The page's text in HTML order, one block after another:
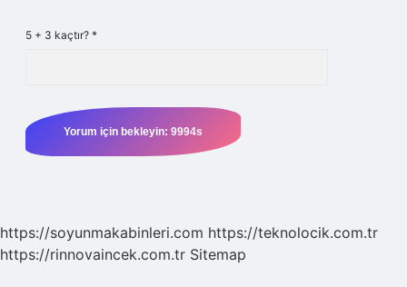
5 + 3 kaçtır? *
https://soyunmakabinleri.com https://teknolocik.com.tr
https://rinnovaincek.com.tr Sitemap